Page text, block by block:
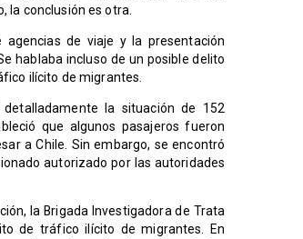
la conclusión es otra.
agencias de viaje y la presentación
hablaba incluso de un posible delito
ilícito de migrantes.
la situación de 152
que algunos pasajeros fueron
a Chile. Sin embargo, se encontró
autorizado por las autoridades
la Brigada Investigadora de Trata
de tráfico ilícito de migrantes. En